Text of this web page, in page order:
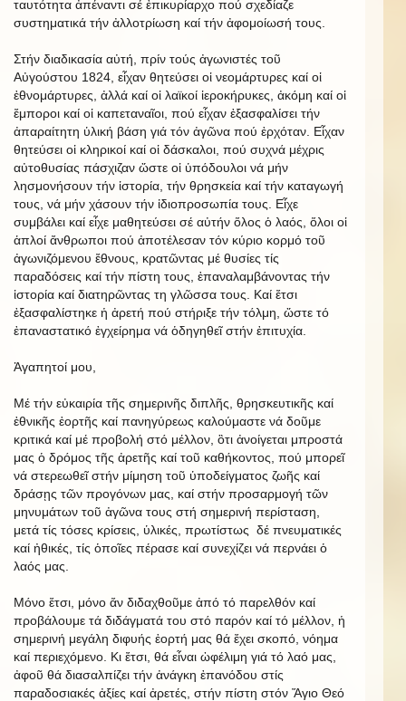
ταυτότητα ἀπέναντι σέ ἐπικυρίαρχο πού σχεδίαζε
συστηματικά τήν ἀλλοτρίωση καί τήν ἀφομοίωσή τους.
Στήν διαδικασία αὐτή, πρίν τούς ἀγωνιστές τοῦ
Αὐγούστου 1824, εἶχαν θητεύσει οἱ νεομάρτυρες καί οἱ
ἐθνομάρτυρες, ἀλλά καί οἱ λαϊκοί ἱεροκήρυκες, ἀκόμη καί οἱ
ἔμποροι καί οἱ καπεταναῖοι, πού εἶχαν ἐξασφαλίσει τήν
ἀπαραίτητη ὑλική βάση γιά τόν ἀγῶνα πού ἐρχόταν. Εἶχαν
θητεύσει οἱ κληρικοί καί οἱ δάσκαλοι, πού συχνά μέχρις
αὐτοθυσίας πάσχιζαν ὥστε οἱ ὑπόδουλοι νά μήν
λησμονήσουν τήν ἱστορία, τήν θρησκεία καί τήν καταγωγή
τους, νά μήν χάσουν τήν ἰδιοπροσωπία τους. Εἶχε
συμβάλει καί εἶχε μαθητεύσει σέ αὐτήν ὅλος ὁ λαός, ὅλοι οἱ
ἁπλοί ἄνθρωποι πού ἀποτέλεσαν τόν κύριο κορμό τοῦ
ἀγωνιζόμενου ἔθνους, κρατῶντας μέ θυσίες τίς
παραδόσεις καί τήν πίστη τους, ἐπαναλαμβάνοντας τήν
ἱστορία καί διατηρῶντας τη γλῶσσα τους. Καί ἔτσι
ἐξασφαλίστηκε ἡ ἀρετή πού στήριξε τήν τόλμη, ὥστε τό
ἐπαναστατικό ἐγχείρημα νά ὁδηγηθεῖ στήν ἐπιτυχία.
Ἀγαπητοί μου,
Μέ τήν εὐκαιρία τῆς σημερινῆς διπλῆς, θρησκευτικῆς καί
ἐθνικῆς ἑορτῆς καί πανηγύρεως καλούμαστε νά δοῦμε
κριτικά καί μέ προβολή στό μέλλον, ὃτι ἀνοίγεται μπροστά
μας ὁ δρόμος τῆς ἀρετῆς καί τοῦ καθήκοντος, πού μπορεῖ
νά στερεωθεῖ στήν μίμηση τοῦ ὑποδείγματος ζωῆς καί
δράσῃς τῶν προγόνων μας, καί στήν προσαρμογή τῶν
μηνυμάτων τοῦ ἀγῶνα τους στή σημερινή περίσταση,
μετά τίς τόσες κρίσεις, ὑλικές, πρωτίστως δέ πνευματικές
καί ἠθικές, τίς ὁποῖες πέρασε καί συνεχίζει νά περνάει ὁ
λαός μας.
Μόνο ἔτσι, μόνο ἄν διδαχθοῦμε ἀπό τό παρελθόν καί
προβάλουμε τά διδάγματά του στό παρόν καί τό μέλλον, ἡ
σημερινή μεγάλη διφυής ἑορτή μας θά ἔχει σκοπό, νόημα
καί περιεχόμενο. Κι ἔτσι, θά εἶναι ὠφέλιμη γιά τό λαό μας,
ἀφοῦ θά διασαλπίζει τήν ἀνάγκη ἐπανόδου στίς
παραδοσιακές ἀξίες καί ἀρετές, στήν πίστη στόν Ἅγιο Θεό